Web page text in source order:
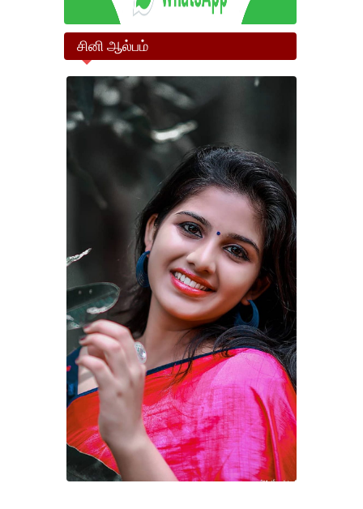
சினி ஆல்பம்